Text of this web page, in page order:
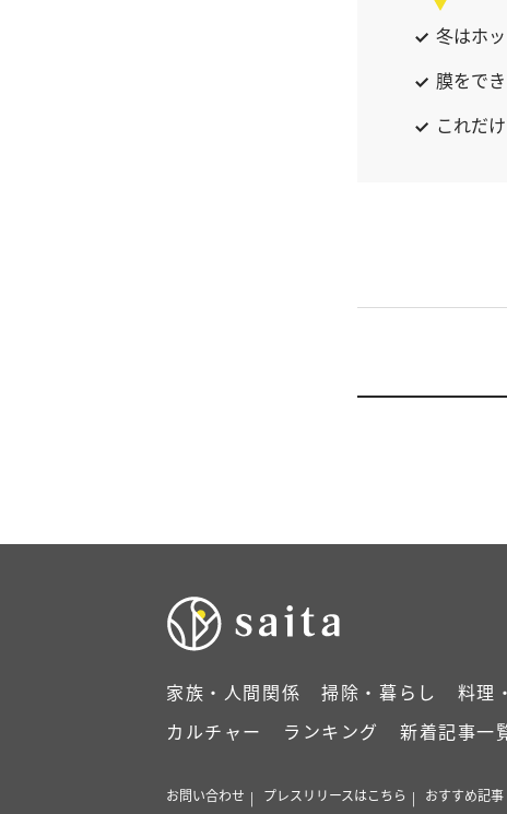
冬はホ
膜をで
これだ
家族・人間関係 掃除・暮らし 料理
カルチャー
ランキング 新着記事一
お問い合わせ プレスリリースはこちら おすすめ記事